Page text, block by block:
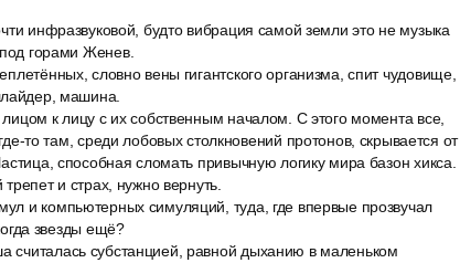
инфразвуковой, будто вибрация самой земли это не музыка
горами Женев.
словно вены гигантского организма, спит чудовище,
машина.
к лицу с их собственным началом. С этого момента все,
то там, среди лобовых столкновений протонов, скрывается от
способная сломать привычную логику мира базон хикса.
и страх, нужно вернуть.
и компьютерных симуляций, туда, где впервые прозвучал
звезды ещё?
субстанцией, равной дыханию в маленьком